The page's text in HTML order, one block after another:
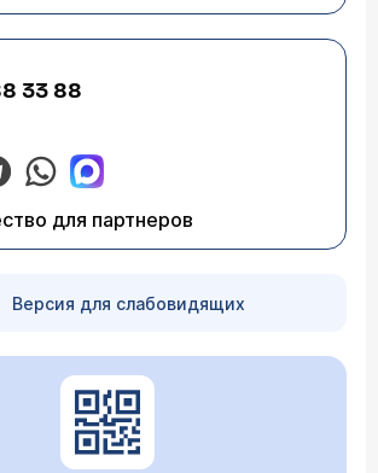
33 88
для партнеров
Версия для слабовидящих